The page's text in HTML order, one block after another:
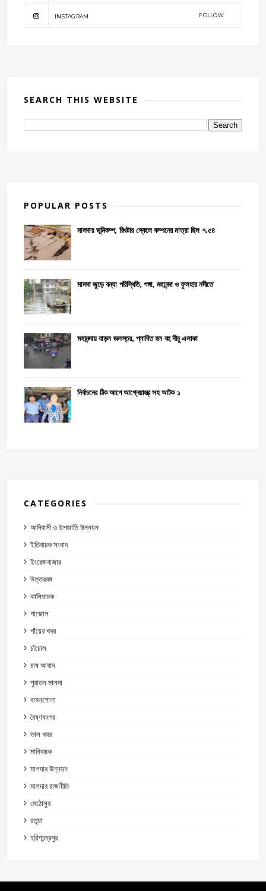
INSTAGRAM FOLLOW
SEARCH THIS WEBSITE
POPULAR POSTS
মালদায় ভূমিকম্প, রিখটার স্কেলে কম্পনের মাত্রা ছিল ৭.৫৪
মালদা জুড়ে বন্যা পরিস্থিতি, গঙ্গা, মহানন্দা ও ফুলহার নদীতে
মহানন্দায় বাড়ল জলস্তর, প্লাবিত হল বহু নীচু এলাকা
নির্বাচনের ঠিক আগে আগ্নেয়াস্ত্র সহ আটক ১
CATEGORIES
আদিবাসী ও উপজাতি উন্নয়ন
ইতিবাচক সংবাদ
ইংরেজবাজার
উত্তরবঙ্গ
কালিয়াচক
গাজোল
গাঁয়ের খবর
চাঁচোল
চাষ আবাদ
পুরাতন মালদা
বামনগোলা
বৈষ্ণবনগর
ভাল খবর
মানিকচক
মালদার উন্নয়ন
মালদার রাজনীতি
মেঠোসুর
রতুয়া
হরিশচন্দ্রপুর